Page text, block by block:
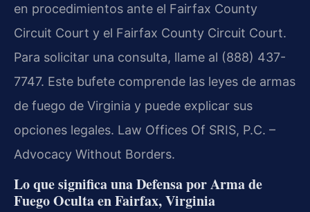
en procedimientos ante el Fairfax County
Circuit Court y el Fairfax County Circuit Court.
Para solicitar una consulta, llame al (888) 437-
7747. Este bufete comprende las leyes de armas
de fuego de Virginia y puede explicar sus
opciones legales. Law Offices Of SRIS, P.C. –
Advocacy Without Borders.
Lo que significa una Defensa por Arma de
Fuego Oculta en Fairfax, Virginia